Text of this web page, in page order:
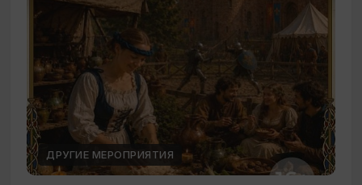
ДРУГИЕ МЕРОПРИЯТИЯ